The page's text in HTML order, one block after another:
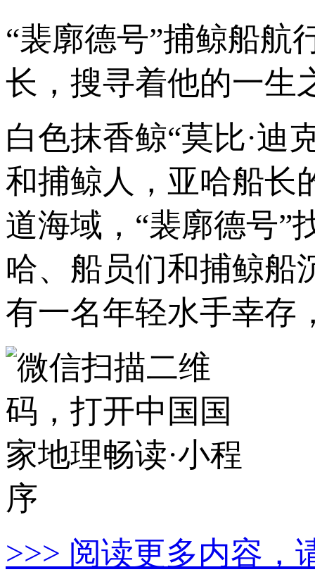
“裴廓德号”捕鲸船航
长，搜寻着他的一
白色抹香鲸“莫比·迪
和捕鲸人，亚哈船长
道海域，“裴廓德号”
哈、船员们和捕鲸船
有一名年轻水手幸存
>>> 阅读更多内容，